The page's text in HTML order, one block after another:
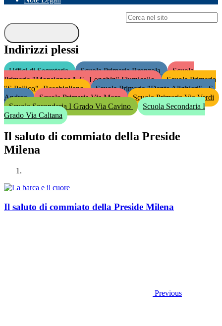
Indirizzi plessi
Uffici di Segreteria Scuola Primaria Bronzola
Scuola
Primaria "Monsignor A.G. Longhin" Fiumicello
Scuola Primaria
"S.Pellico"- Reschigliano
Scuola Primaria "Dante Alighieri" - S.
Andrea
Scuola Primaria Via Moro
Scuola Primaria Via Verdi
Scuola Secondaria I Grado Via Cavino
Scuola Secondaria I
Grado Via Caltana
Il saluto di commiato della Preside
Milena
Il saluto di commiato della Preside Milena
Previous